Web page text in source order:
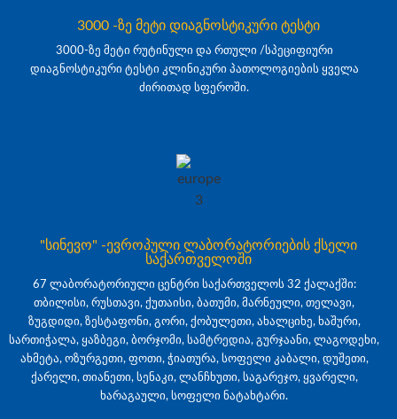
3000 -ზე მეტი დიაგნოსტიკური ტესტი
3000-ზე მეტი რუტინული და რთული /სპეციფიური
დიაგნოსტიკური ტესტი კლინიკური პათოლოგიების ყველა
ძირითად სფეროში.
"სინევო" -ევროპული ლაბორატორიების ქსელი
საქართველოში
67 ლაბორატორიული ცენტრი საქართველოს 32 ქალაქში:
თბილისი, რუსთავი, ქუთაისი, ბათუმი, მარნეული, თელავი,
ზუგდიდი, ზესტაფონი, გორი, ქობულეთი, ახალციხე, ხაშური,
სართიჭალა, ყაზბეგი, ბორჯომი, სამტრედია, გურჯაანი, ლაგოდეხი,
ახმეტა, ოზურგეთი, ფოთი, ჭიათურა, სოფელი კაბალი, დუშეთი,
ქარელი, თიანეთი, სენაკი, ლანჩხუთი, საგარეჯო, ყვარელი,
ხარაგაული, სოფელი ნატახტარი.